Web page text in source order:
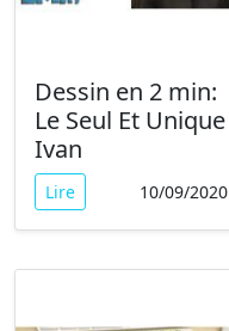
Dessin en 2 min:
Le Seul Et Unique
Ivan
Lire 10/09/2020